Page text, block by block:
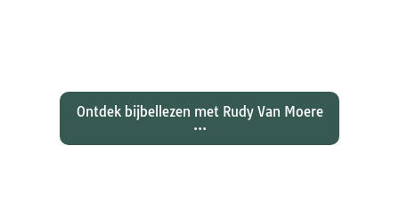
Ontdek bijbellezen met Rudy Van Moere
...